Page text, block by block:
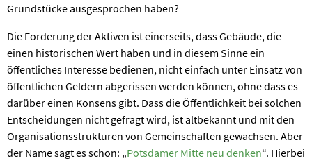
Grundstücke ausgesprochen haben?
Die Forderung der Aktiven ist einerseits, dass Gebäude, die
einen historischen Wert haben und in diesem Sinne ein
öffentliches Interesse bedienen, nicht einfach unter Einsatz von
öffentlichen Geldern abgerissen werden können, ohne dass es
darüber einen Konsens gibt. Dass die Öffentlichkeit bei solchen
Entscheidungen nicht gefragt wird, ist altbekannt und mit den
Organisationsstrukturen von Gemeinschaften gewachsen. Aber
der Name sagt es schon: „Potsdamer Mitte neu denken“. Hierbei